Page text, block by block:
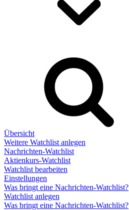
Übersicht
Weitere Watchlist anlegen
Nachrichten-Watchlist
Aktienkurs-Watchlist
Watchlist bearbeiten
Einstellungen
Was bringt eine Nachrichten-Watchlist?
Watchlist anlegen
Was bringt eine Nachrichten-Watchlist?